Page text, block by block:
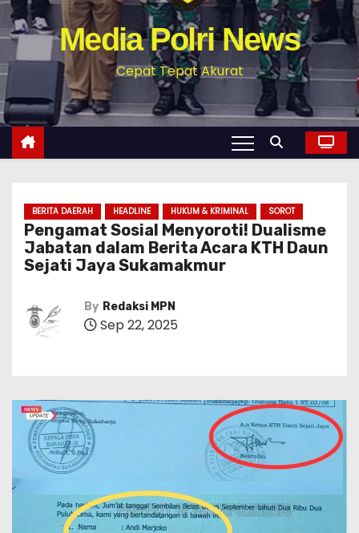
Media Polri News
Cepat Tepat Akurat
BERITA DAERAH HEADLINE HUKUM & KRIMINAL SOROT
Pengamat Sosial Menyoroti! Dualisme
Jabatan dalam Berita Acara KTH Daun
Sejati Jaya Sukamakmur
By Redaksi MPN
Sep 22, 2025